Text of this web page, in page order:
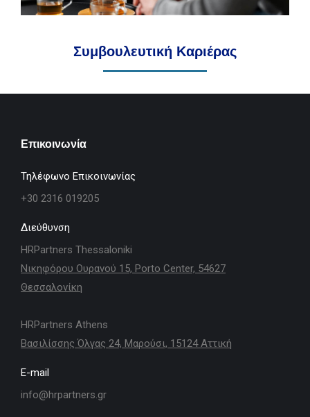
Συμβουλευτική Καριέρας
Επικοινωνία
Τηλέφωνο Επικοινωνίας
+30 2316 019205
Διεύθυνση
HRPartners Thessaloniki
Νικηφόρου Ουρανού 15, Porto Center, 54627
Θεσσαλονίκη
HRPartners Athens
Βασιλίσσης Όλγας 24, Μαρούσι, 15124 Αττική
E-mail
info@hrpartners.gr